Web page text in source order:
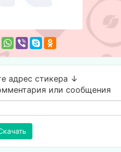
адрес стикера ↓
или сообщения